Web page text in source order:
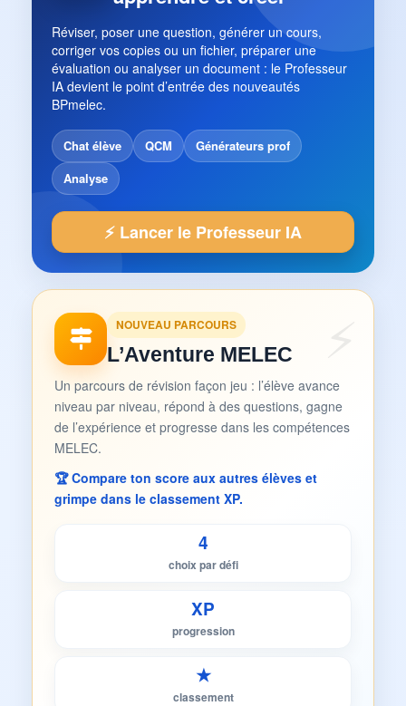
Réviser, poser une question, générer un cours,
corriger vos copies ou un fichier, préparer une
évaluation ou analyser un document : le Professeur
IA devient le point d’entrée des nouveautés
BPmelec.
Chat élève QCM
Générateurs prof
Analyse
⚡ Lancer le Professeur IA
NOUVEAU PARCOURS
L’Aventure MELEC
Un parcours de révision façon jeu : l’élève avance
niveau par niveau, répond à des questions, gagne
de l’expérience et progresse dans les compétences
MELEC.
🏆 Compare ton score aux autres élèves et
grimpe dans le classement XP.
4
choix par défi
XP
progression
★
classement